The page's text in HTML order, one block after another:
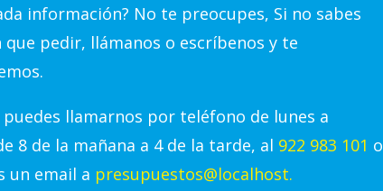
información? No te preocupes, Si no sabes
que pedir, llámanos o escríbenos y te
llamarnos por teléfono de lunes a
8 de la mañana a 4 de la tarde, al 922 983 101 o
un email a presupuestos@localhost.